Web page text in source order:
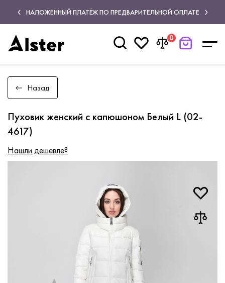
НАЛОЖЕННЫЙ ПЛАТЁЖ ПО ПРЕДВАРИТЕЛЬНОЙ ОПЛАТЕ
0
Назад
Пуховик женский с капюшоном Белый L (02-
4617)
Нашли дешевле?